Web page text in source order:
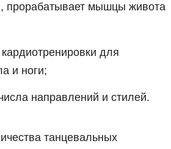
прорабатывает мышцы живота
для
и ноги;
направлений и стилей.
танцевальных